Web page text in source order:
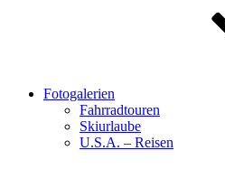
Fotogalerien
Fahrradtouren
Skiurlaube
U.S.A. – Reisen